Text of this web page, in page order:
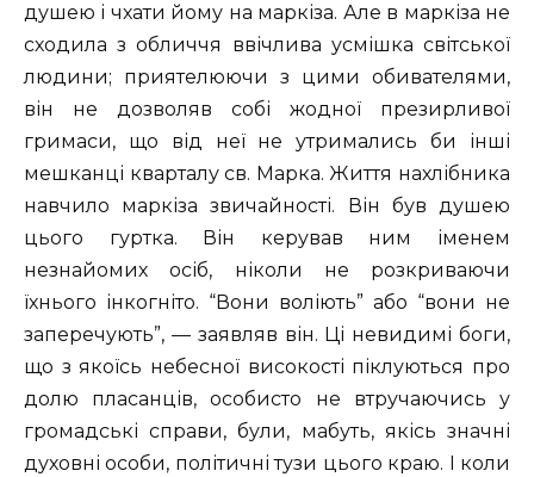
душею і чхати йому на маркіза. Але в маркіза не
сходила з обличчя ввічлива усмішка світської
людини; приятелюючи з цими обивателями,
він не дозволяв собі жодної презирливої
гримаси, що від неї не утримались би інші
мешканці кварталу св. Марка. Життя нахлібника
навчило маркіза звичайності. Він був душею
цього гуртка. Він керував ним іменем
незнайомих осіб, ніколи не розкриваючи
їхнього інкогніто. “Вони воліють” або “вони не
заперечують”, — заявляв він. Ці невидимі боги,
що з якоїсь небесної високості піклуються про
долю пласанців, особисто не втручаючись у
громадські справи, були, мабуть, якісь значні
духовні особи, політичні тузи цього краю. І коли